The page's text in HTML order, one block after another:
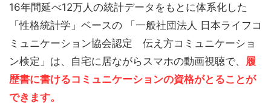
16年間延べ12万人の統計データをもとに体系化した
「性格統計学」ベースの 「一般社団法人 日本ライフコ
ミュニケーション協会認定 伝え方コミュニケーショ
ン検定」は、自宅に居ながらスマホの動画視聴で、 履
歴書に書けるコミュニケーションの資格がとることが
できます。